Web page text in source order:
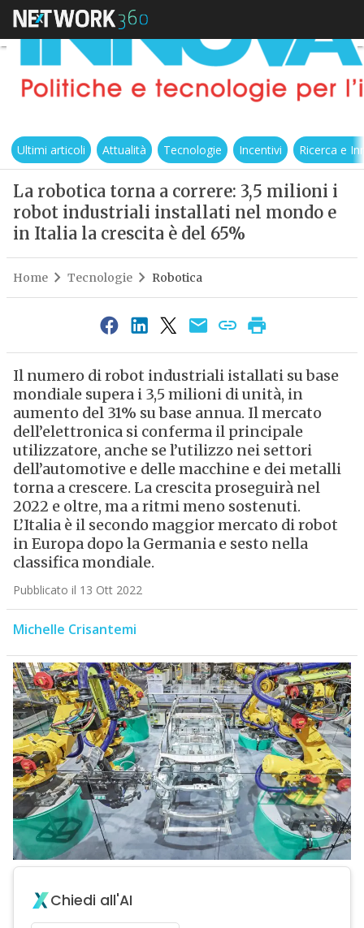
Ultimi articoli Attualità Tecnologie Incentivi Ricerca e
La robotica torna a correre: 3,5 milioni i
robot industriali installati nel mondo e
in Italia la crescita è del 65%
Home Tecnologie Robotica
Il numero di robot industriali istallati su base
mondiale supera i 3,5 milioni di unità, in
aumento del 31% su base annua. Il mercato
dell’elettronica si conferma il principale
utilizzatore, anche se l’utilizzo nei settori
dell’automotive e delle macchine e dei metalli
torna a crescere. La crescita proseguirà nel
2022 e oltre, ma a ritmi meno sostenuti.
L’Italia è il secondo maggior mercato di robot
in Europa dopo la Germania e sesto nella
classifica mondiale.
Pubblicato il 13 Ott 2022
Michelle Crisantemi
Chiedi all'AI